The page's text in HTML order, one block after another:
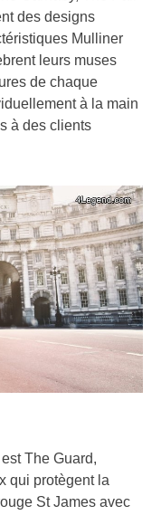
des designs
Mulliner
leurs muses
de chaque
à la main
à des clients
The Guard,
qui protègent la
St James avec